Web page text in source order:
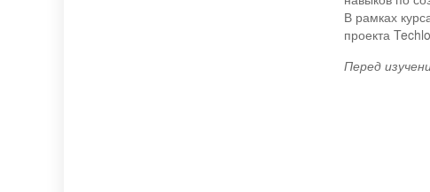
В рамках
проекта
Перед